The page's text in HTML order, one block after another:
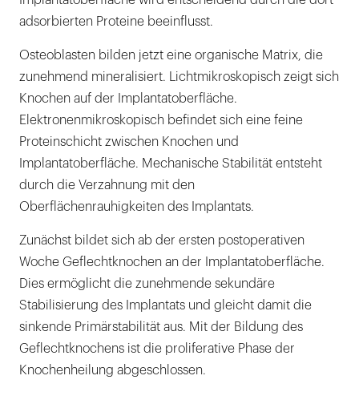
adsorbierten Proteine beeinflusst.
Osteoblasten bilden jetzt eine organische Matrix, die
zunehmend mineralisiert. Lichtmikroskopisch zeigt sich
Knochen auf der Implantatoberfläche.
Elektronenmikroskopisch befindet sich eine feine
Proteinschicht zwischen Knochen und
Implantatoberfläche. Mechanische Stabilität entsteht
durch die Verzahnung mit den
Oberflächenrauhigkeiten des Implantats.
Zunächst bildet sich ab der ersten postoperativen
Woche Geflechtknochen an der Implantatoberfläche.
Dies ermöglicht die zunehmende sekundäre
Stabilisierung des Implantats und gleicht damit die
sinkende Primärstabilität aus. Mit der Bildung des
Geflechtknochens ist die proliferative Phase der
Knochenheilung abgeschlossen.